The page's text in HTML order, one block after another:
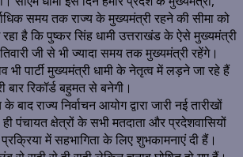
समय तक राज्य के मुख्यमंत्री रहने की सीमा को
है कि पुष्कर सिंह धामी उत्तराखंड के ऐसे मुख्यमंत्री
जी से भी ज्यादा समय तक मुख्यमंत्री रहेंगे।
भी पार्टी मुख्यमंत्री धामी के नेतृत्व में लड़ने जा रहे हैं
बार रिकॉर्ड बहुमत से बनेगी।
बाद राज्य निर्वाचन आयोग द्वारा जारी नई तारीखों
पंचायत क्षेत्रों के सभी मतदाता और प्रदेशवासियों
में सहभागिता के लिए शुभकामनाएं दी हैं।